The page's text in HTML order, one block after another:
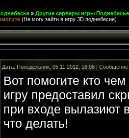
» Другие серверы игры Поднебесье
(Не могу зайти в игру 3D поднебесие)
Дата: Понедельник, 05.11.2012, 16:08 |
Вот помогите кто
игру предоставил
при входе вылазиют
что делать!